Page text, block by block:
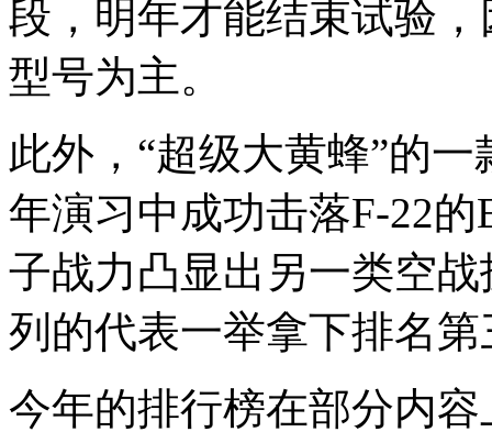
段，明年才能结束试验
型号为主。
此外，“超级大黄蜂”的
年演习中成功击落F-22
子战力凸显出另一类空
列的代表一举拿下排名
今年的排行榜在部分内